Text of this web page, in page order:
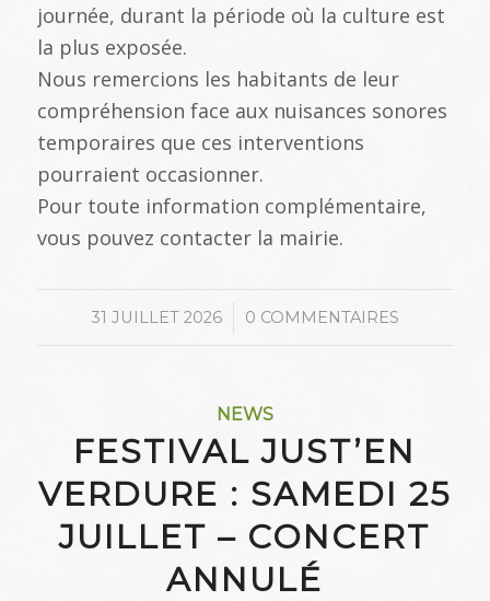
journée, durant la période où la culture est
la plus exposée.
Nous remercions les habitants de leur
compréhension face aux nuisances sonores
temporaires que ces interventions
pourraient occasionner.
Pour toute information complémentaire,
vous pouvez contacter la mairie.
31 JUILLET 2026
/ 0 COMMENTAIRES
NEWS
FESTIVAL JUST’EN
VERDURE : SAMEDI 25
JUILLET – CONCERT
ANNULÉ